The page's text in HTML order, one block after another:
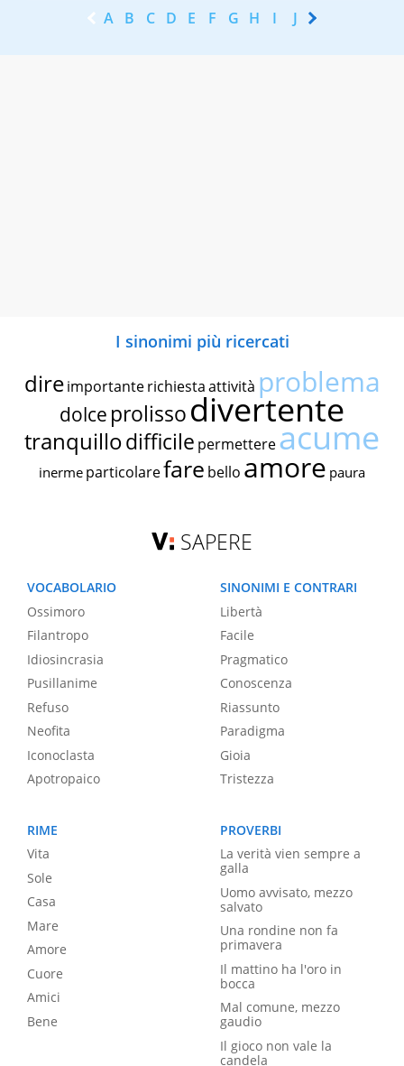
A B C D E F G H I J K
I sinonimi più ricercati
dire importante richiestaattività problema
dolce prolissodivertente
tranquillodifficile permettereacume
inerme particolarefare bello amore paura
SAPERE
VOCABOLARIO
Ossimoro
Filantropo
Idiosincrasia
Pusillanime
Refuso
Neofita
Iconoclasta
Apotropaico
SINONIMI E CONTRARI
Libertà
Facile
Pragmatico
Conoscenza
Riassunto
Paradigma
Gioia
Tristezza
RIME
Vita
Sole
Casa
Mare
Amore
Cuore
Amici
Bene
PROVERBI
La verità vien sempre a
galla
Uomo avvisato, mezzo
salvato
Una rondine non fa
primavera
Il mattino ha l'oro in
bocca
Mal comune, mezzo
gaudio
Il gioco non vale la
candela